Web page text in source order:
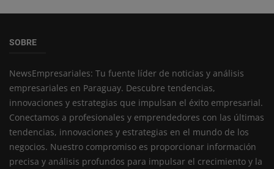
SOBRE
NewsEmpresariales: Tu fuente líder de noticias y análisis
empresariales en Paraguay. Descubre tendencias,
innovaciones y estrategias que impulsan el éxito empresarial.
Conectamos a profesionales y emprendedores con las últimas
tendencias, innovaciones y estrategias en el mundo de los
negocios. Nuestro compromiso es proporcionar información
precisa y análisis profundos para impulsar el crecimiento y la